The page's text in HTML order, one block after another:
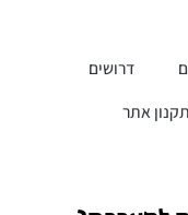
דרושים
תקנון אתר